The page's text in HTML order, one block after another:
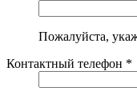
Пожалуйста,
Контактный телефон *